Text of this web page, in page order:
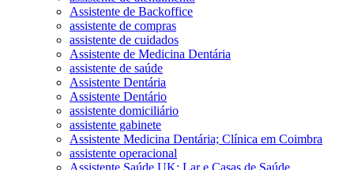
Assistente de Backoffice
assistente de compras
assistente de cuidados
Assistente de Medicina Dentária
assistente de saúde
Assistente Dentária
Assistente Dentário
assistente domiciliário
assistente gabinete
Assistente Medicina Dentária; Clínica em Coimbra
assistente operacional
Assistente Saúde UK; Lar e Casas de Saúde